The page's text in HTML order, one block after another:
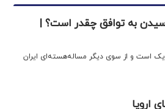
به توافق چقدر است؟ |
است و از سوی دیگر مساله‌هسته‌ای ایران
اروپا